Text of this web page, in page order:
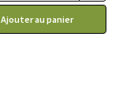
Ajouter au panier